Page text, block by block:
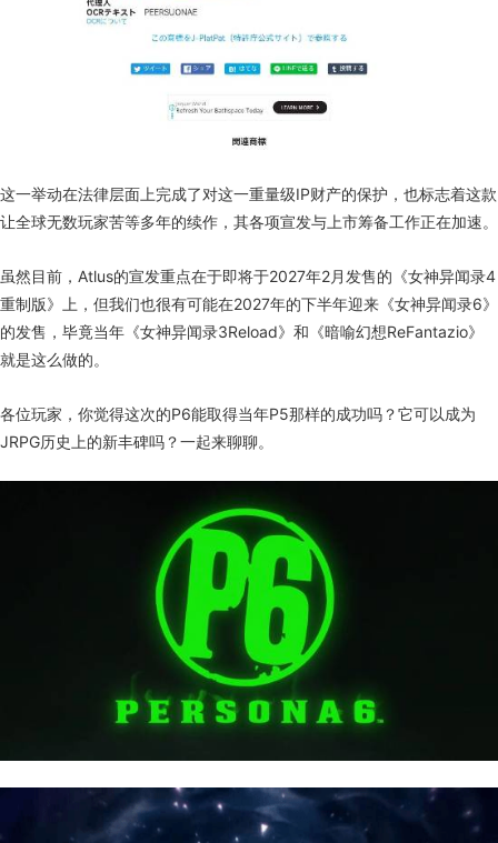
这一举动在法律层面上完成了对这一重量级IP财产的保护，也标志着这款
让全球无数玩家苦等多年的续作，其各项宣发与上市筹备工作正在加速。
虽然目前，Atlus的宣发重点在于即将于2027年2月发售的《女神异闻录4
重制版》上，但我们也很有可能在2027年的下半年迎来《女神异闻录6》
的发售，毕竟当年《女神异闻录3Reload》和《暗喻幻想ReFantazio》
就是这么做的。
各位玩家，你觉得这次的P6能取得当年P5那样的成功吗？它可以成为
JRPG历史上的新丰碑吗？一起来聊聊。